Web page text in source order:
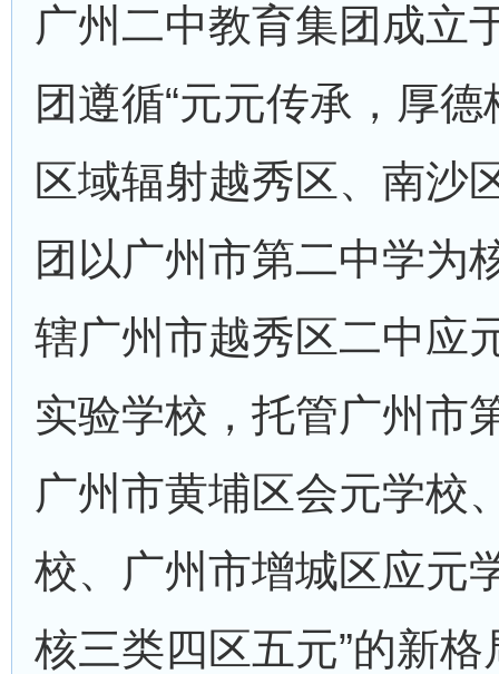
广州二中教育集团成立
团遵循“元元传承，厚
区域辐射越秀区、南沙
团以广州市第二中学为
辖广州市越秀区二中应
实验学校，托管广州市
广州市黄埔区会元学校
校、广州市增城区应元
核三类四区五元”的新